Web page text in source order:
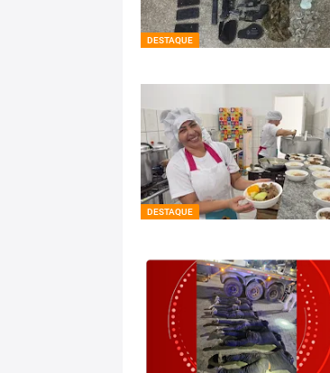
DESTAQUE
DESTAQUE